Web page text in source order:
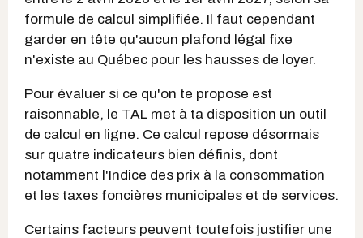
formule de calcul simplifiée. Il faut cependant
garder en tête qu'aucun plafond légal fixe
n'existe au Québec pour les hausses de loyer.
Pour évaluer si ce qu'on te propose est
raisonnable, le TAL met à ta disposition un outil
de calcul en ligne. Ce calcul repose désormais
sur quatre indicateurs bien définis, dont
notamment l'Indice des prix à la consommation
et les taxes foncières municipales et de services.
Certains facteurs peuvent toutefois justifier une